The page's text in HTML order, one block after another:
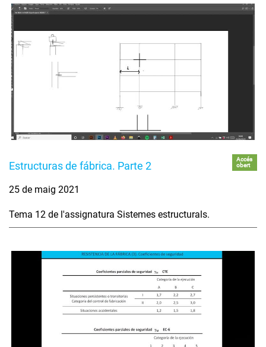
Estructuras de fábrica. Parte 2
Accés
obert
25 de maig 2021
Tema 12 de l'assignatura Sistemes estructurals.